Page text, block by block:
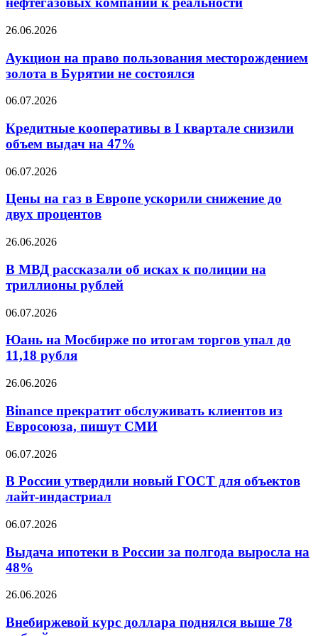
зарубежных
компаний
реальности
Аукцион
право
пользования
месторождением
в
не
состоялся
26.06.2026
Аукцион на право пользования месторождением
золота в Бурятии не состоялся
Кредитные
в
I
квартале
объем
на
47%
06.07.2026
Кредитные кооперативы в I квартале снизили
объем выдач на 47%
Цены
газ
Европе
снижение
двух
процентов
06.07.2026
Цены на газ в Европе ускорили снижение до
двух процентов
В
рассказали
об
исках
полиции
триллионы
рублей
26.06.2026
В МВД рассказали об исках к полиции на
триллионы рублей
Юань
Мосбирже
по
итогам
упал
11,18
рубля
06.07.2026
Юань на Мосбирже по итогам торгов упал до
11,18 рубля
Binance
обслуживать
клиентов
из
пишут
26.06.2026
Binance прекратит обслуживать клиентов из
Евросоюза, пишут СМИ
В
утвердили
новый
ГОСТ
объектов
индастриал
06.07.2026
В России утвердили новый ГОСТ для объектов
лайт-индастриал
Выдача
в
России
за
выросла
48%
06.07.2026
Выдача ипотеки в России за полгода выросла на
48%
Внебиржевой
доллара
поднялся
26.06.2026
Внебиржевой курс доллара поднялся выше 78